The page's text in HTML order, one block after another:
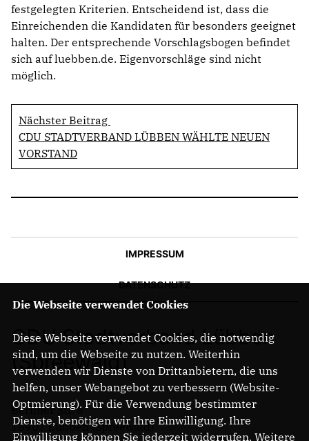
festgelegten Kriterien. Entscheidend ist, dass die
Einreichenden die Kandidaten für besonders geeignet
halten. Der entsprechende Vorschlagsbogen befindet
sich auf luebben.de. Eigenvorschläge sind nicht
möglich.
Nächster Beitrag
CDU STADTVERBAND LÜBBEN WÄHLTE NEUEN
VORSTAND
IMPRESSUM
DATENSCHUTZ
CDU Stadtverband Lübben
(Spreewald)
Berliner Str. 8
15907 Lübben (Spreewald)
Die Webseite verwendet Cookies
Diese Webseite verwendet Cookies, die notwendig
sind, um die Webseite zu nutzen. Weiterhin
verwenden wir Dienste von Drittanbietern, die uns
helfen, unser Webangebot zu verbessern (Website-
Optmierung). Für die Verwendung bestimmter
Dienste, benötigen wir Ihre Einwilligung. Ihre
Einwilligung können Sie jederzeit widerrufen. Weitere